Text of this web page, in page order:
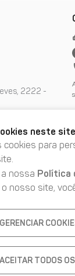
neste site
cookies para
nossa Política
nosso site,
GERENCIAR
ACEITAR TODOS
2222 -
- Dois de Abril-